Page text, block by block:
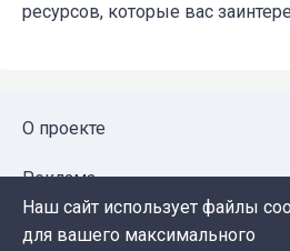
ресурсов, которые вас
О проекте
Реклама
Публичная оферта
Наш сайт использует файлы
для вашего максимального